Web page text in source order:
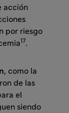
acción
por riesgo
17.
, como la
de las
el
siendo